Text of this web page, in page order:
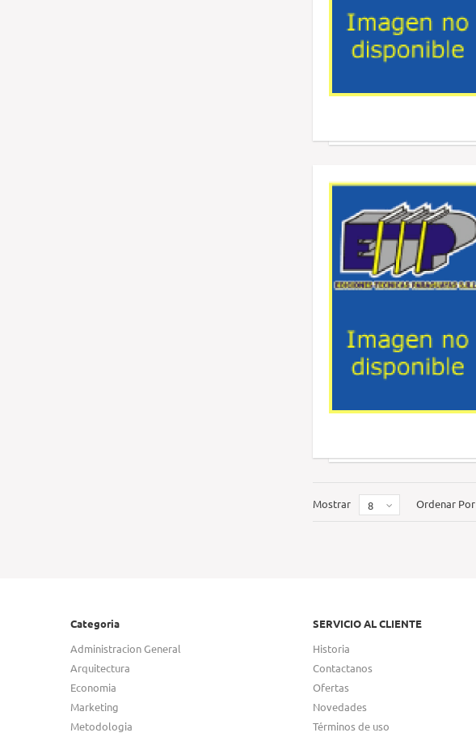
Mostrar 8 Ordenar Por
Categoria
Administracion General
Arquitectura
Economia
Marketing
Metodologia
SERVICIO AL CLIENTE
Historia
Contactanos
Ofertas
Novedades
Términos de uso